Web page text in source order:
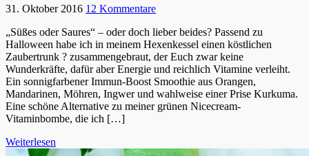
31. Oktober 2016 12 Kommentare
„Süßes oder Saures“ – oder doch lieber beides? Passend zu
Halloween habe ich in meinem Hexenkessel einen köstlichen
Zaubertrunk ? zusammengebraut, der Euch zwar keine
Wunderkräfte, dafür aber Energie und reichlich Vitamine verleiht.
Ein sonnigfarbener Immun-Boost Smoothie aus Orangen,
Mandarinen, Möhren, Ingwer und wahlweise einer Prise Kurkuma.
Eine schöne Alternative zu meiner grünen Nicecream-
Vitaminbombe, die ich […]
Weiterlesen